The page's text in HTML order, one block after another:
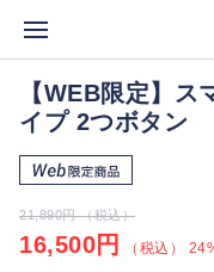
【WEB限定】ス
イプ 2つボタン
21,890円 （税込）
16,500円 （税込）